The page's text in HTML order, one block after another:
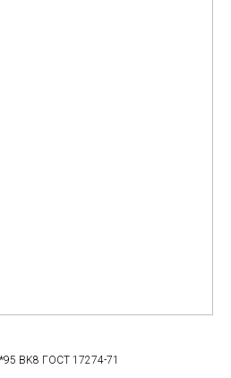
BK8 ГОСТ 17274-71